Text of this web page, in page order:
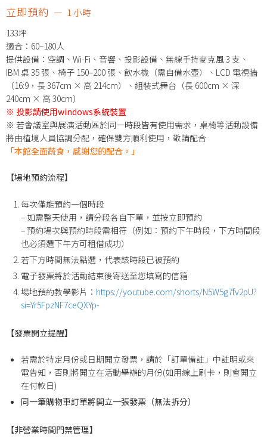
立即預約 1 小時
133坪
適合：60–180人
提供設備：空調、Wi-Fi、音響、投影設備、無線手持麥克風 3 支、
IBM 桌 35 張、椅子 150–200 張、飲水機（需自備水壺）、LCD 電視牆
（16:9，長 367cm × 高 214cm）、組裝式舞台（長 600cm × 深
240cm × 高 30cm）
※ 投影請使用windows系統裝置
※ 若會議室與展演活動區於同一時段皆有使用需求，桌椅等活動設備
將由植境人員協調分配，確保雙方順利使用，敬請配合
「本館全面蔬食，感謝您的配合。」
【場地預約流程】
每次僅能預約一個時段
– 如需整天使用，請分段各自下單，並按立即預約
– 預約場次與預約時段需相符（例如：預約下午時段，下方時間段
也必須選下午方可租借成功）
若下方時間無法點選，代表該時段已被預約
電子發票將於活動結束後寄送至您填寫的信箱
場地預約教學影片： https://youtube.com/shorts/N5W5g7fv2pU?
si=Yr5FpzNF7ceQXYp-
【發票開立提醒】
若需於特定月份或日期開立發票，請於「訂單備註」中註明或來
電告知，否則將開立在活動舉辦的月份(如用線上刷卡，則會開立
在付款日)
同一筆購物車訂單將開立一張發票（無法拆分）
【非營業時間門禁管理】